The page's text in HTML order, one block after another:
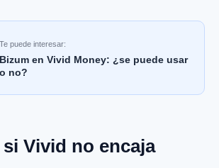
Te puede interesar:
Bizum en Vivid Money: ¿se puede usar
o no?
Vivid no encaja